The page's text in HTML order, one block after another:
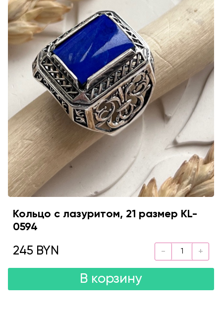
Кольцо с лазуритом, 21 размер KL-
0594
245 BYN
В корзину